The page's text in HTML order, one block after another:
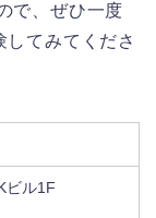
で、ぜひ一度
てみてくださ
ビル1F